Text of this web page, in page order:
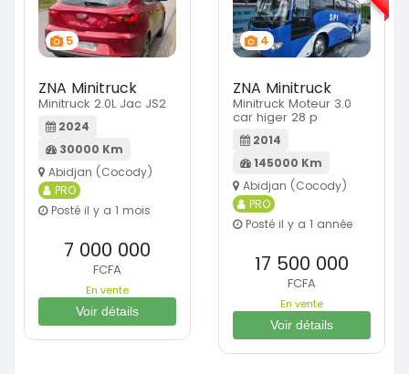
5
ZNA Minitruck
Minitruck 2.0L Jac JS2
2024
30000 Km
Abidjan (Cocody)
PRO
Posté il y a 1 mois
7 000 000
FCFA
En vente
Voir détails
4
ZNA Minitruck
Minitruck Moteur 3.0
car higer 28 p
2014
145000 Km
Abidjan (Cocody)
PRO
Posté il y a 1 année
17 500 000
FCFA
En vente
Voir détails